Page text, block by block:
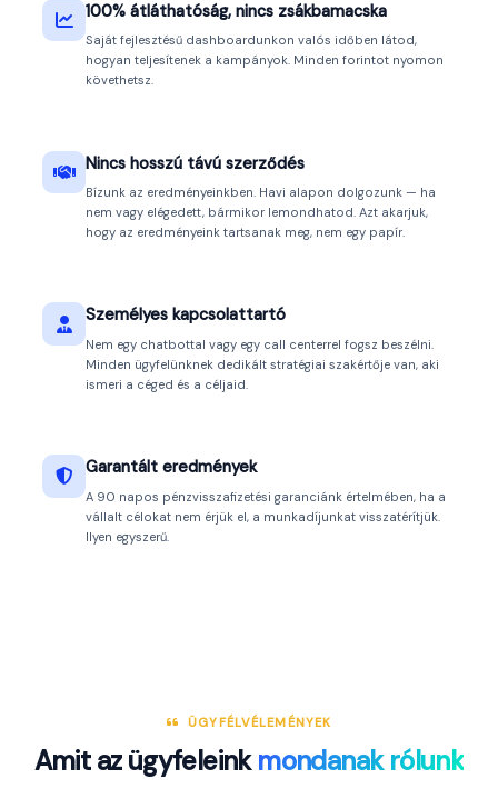
100% átláthatóság, nincs zsákbamacska
Saját fejlesztésű dashboardunkon valós időben látod,
hogyan teljesítenek a kampányok. Minden forintot nyomon
követhetsz.
Nincs hosszú távú szerződés
Bízunk az eredményeinkben. Havi alapon dolgozunk — ha
nem vagy elégedett, bármikor lemondhatod. Azt akarjuk,
hogy az eredményeink tartsanak meg, nem egy papír.
Személyes kapcsolattartó
Nem egy chatbottal vagy egy call centerrel fogsz beszélni.
Minden ügyfelünknek dedikált stratégiai szakértője van, aki
ismeri a céged és a céljaid.
Garantált eredmények
A 90 napos pénzvisszafizetési garanciánk értelmében, ha a
vállalt célokat nem érjük el, a munkadíjunkat visszatérítjük.
Ilyen egyszerű.
ÜGYFÉLVÉLEMÉNYEK
Amit az ügyfeleinkmondanak rólunk